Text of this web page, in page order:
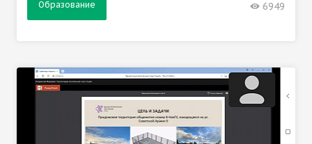
Образование 6949